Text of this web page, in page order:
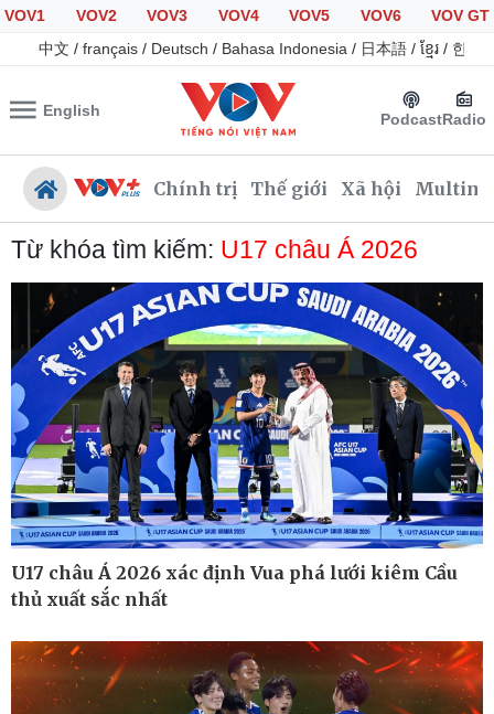
VOV1 VOV2 VOV3 VOV4 VOV5 VOV6
VOV GT
中文 / français / Deutsch / Bahasa Indonesia / 日本語 / ខ្មែរ / 한국
English PodcastRadio
Chính trị Thế giới Xã hội
Chính trị
Đảng
Tổ chức nhân sự
Quốc hội
Nhận diện sự thật
Xã hội
Tin 24h
Giáo dục
Dự báo thời tiết
Dấu ấn VOV
Việc làm
Biển đảo
Từ khóa tìm kiếm: U17 châu Á 2026
U17 châu Á 2026 xác định Vua phá lưới kiêm Cầu
thủ xuất sắc nhất